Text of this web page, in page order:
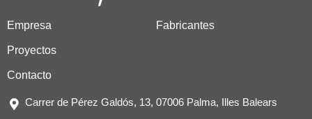
Empresa Fabricantes
Proyectos
Contacto
Carrer de Pérez Galdós, 13, 07006 Palma, Illes Balears